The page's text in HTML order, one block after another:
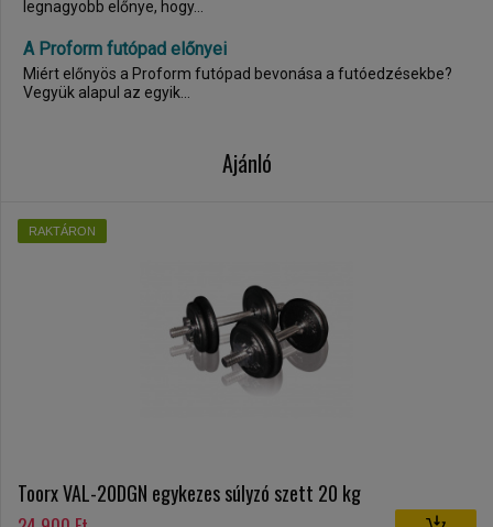
legnagyobb előnye, hogy...
A Proform futópad előnyei
Miért előnyös a Proform futópad bevonása a futóedzésekbe?
Vegyük alapul az egyik...
Ajánló
RAKTÁRON
Toorx VAL-20DGN egykezes súlyzó szett 20 kg